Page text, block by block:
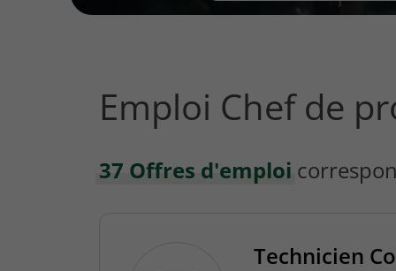
vous
Emploi Chef de
37 Offres d'emploi
Technicien